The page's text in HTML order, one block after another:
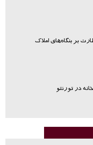
بر بنگاه‌های املاک